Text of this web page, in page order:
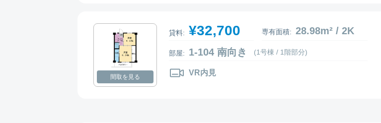
間取を見る
貸料: ¥32,700 専有面積: 28.98m² / 2K
部屋: 1-104 南向き (1号棟 / 1階部分)
VR内見